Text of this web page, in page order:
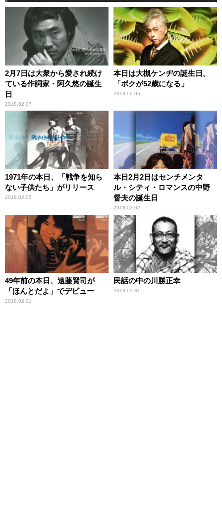
2月7日は大衆から愛され続け
ている作詞家・阿久悠の誕生
日
2018.02.07
本日は大槻ケンヂの誕生日。
「ボクが52歳になる」
2018.02.06
1971年の本日、「戦争を知ら
ない子供たち」がリリース
2018.02.05
本日2月2日はセンチメンタ
ル・シティ・ロマンスの中野
督夫の誕生日
2018.02.02
49年前の本日、遠藤賢司が
「ほんとだよ」でデビュー
2018.02.01
民話の中の川勝正幸
2018.01.31